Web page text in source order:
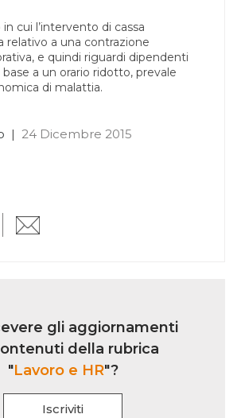
cui l’intervento di cassa
relativo a una contrazione
e quindi riguardi dipendenti
a un orario ridotto, prevale
di malattia.
| 24 Dicembre 2015
gli aggiornamenti
della rubrica
"Lavoro e HR"?
Iscriviti